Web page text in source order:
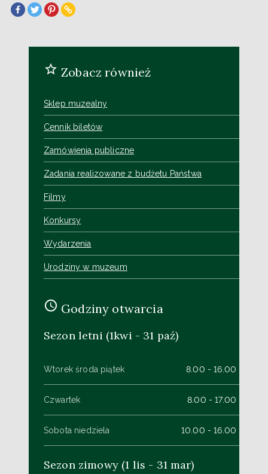
Zobacz również
Sklep muzealny
Cennik biletów
Zamówienia publiczne
Zadania realizowane z budżetu Państwa
Filmy
Konkursy
Wydarzenia
Urodziny w muzeum
Godziny otwarcia
Sezon letni (1kwi - 31 paź)
Wtorek środa piątek 8.00 - 16.00
Czwartek 8.00 - 17.00
Sobota niedziela 10.00 - 16.00
Sezon zimowy (1 lis - 31 mar)